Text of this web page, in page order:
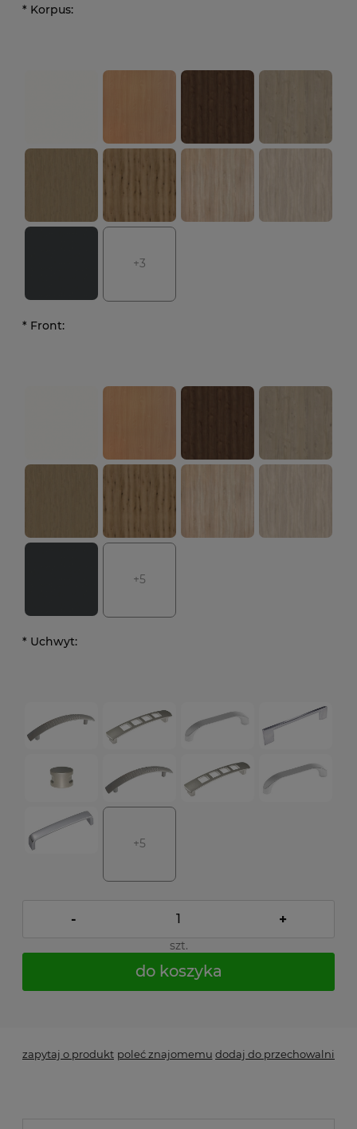
* Korpus:
+3
* Front:
+5
* Uchwyt:
+5
- +
szt.
do koszyka
zapytaj o produkt poleć znajomemu dodaj do przechowalni